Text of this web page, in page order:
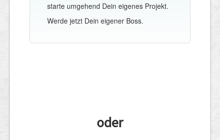
starte umgehend Dein eigenes Projekt.
Werde jetzt Dein eigener Boss.
oder